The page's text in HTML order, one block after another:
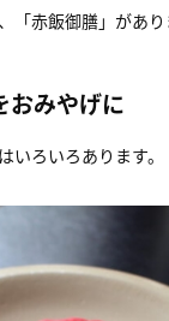
「赤飯御膳」があり
おみやげに
いろいろあります。